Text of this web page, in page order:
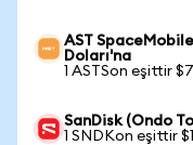
AST
Doları'na
1 ASTSon eşittir
SanDisk (Ondo
1 SNDKon eşittir